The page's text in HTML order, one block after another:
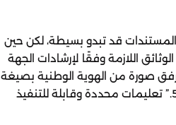
قد تبدو بسيطة، لكن حين
اللازمة وفقًا لإرشادات الجهة
صورة من الهوية الوطنية بصيغة
PDF. الحد الأقصى للحجم 5MB.” تعليمات محددة وقابلة للتنفيذ